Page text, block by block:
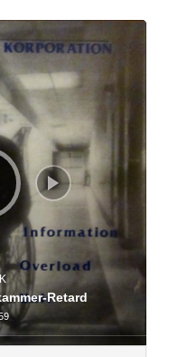
Retard